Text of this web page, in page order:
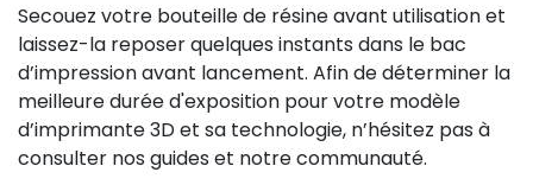
Secouez votre bouteille de résine avant utilisation et
laissez-la reposer quelques instants dans le bac
d’impression avant lancement. Afin de déterminer la
meilleure durée d'exposition pour votre modèle
d’imprimante 3D et sa technologie, n’hésitez pas à
consulter nos guides et notre communauté.